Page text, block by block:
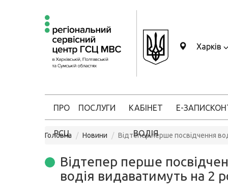
Харків
ПРО
РСЦ
ПОСЛУГИ КАБІНЕТ
ВОДІЯ
Е-ЗАПИС
Головна Новини Відтепер перше посвідчення
Відтепер перше
водія видаватимуть на 2